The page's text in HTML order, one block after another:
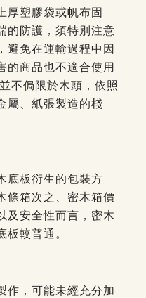
厚塑膠袋或帆布固
的防護，須特別注意
避免在運輸過程中因
的商品也不適合使用
不侷限於木頭，依照
屬、紙張製造的棧
底板衍生的包裝方
條箱次之、密木箱價
及安全性而言，密木
板較普通。
作，可能未經充分加